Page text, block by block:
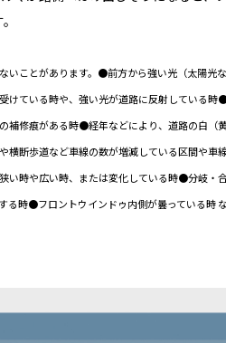
いことがあります。●前方から強い光（太陽光
けている時や、強い光が道路に反射している時
補修痕がある時●経年などにより、道路の白（
断歩道など車線の数が増減している区間や車
い時や広い時、または変化している時●分岐・
る時●フロントウインドゥ内側が曇っている時